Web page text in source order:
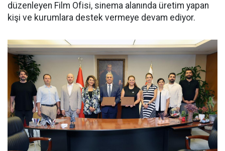
düzenleyen Film Ofisi, sinema alanında üretim yapan
kişi ve kurumlara destek vermeye devam ediyor.